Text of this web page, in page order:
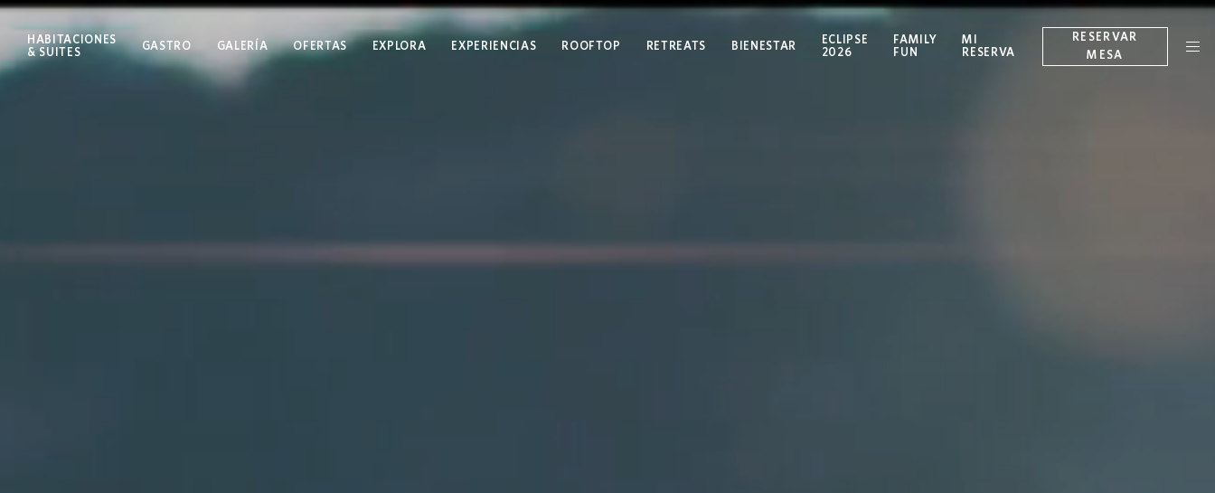
HABITACIONES
& SUITES
GASTRO GALERÍA OFERTAS EXPLORA EXPERIENCIAS ROOFTOP RETREATS BIENESTAR
ECLIPSE
2026
FAMILY
FUN
MI
RESERVAOPENS IN A NEW TAB.
RESERVAR
MESA